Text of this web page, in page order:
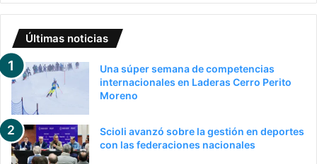
Últimas noticias
Una súper semana de competencias
internacionales en Laderas Cerro Perito
Moreno
Scioli avanzó sobre la gestión en deportes
con las federaciones nacionales